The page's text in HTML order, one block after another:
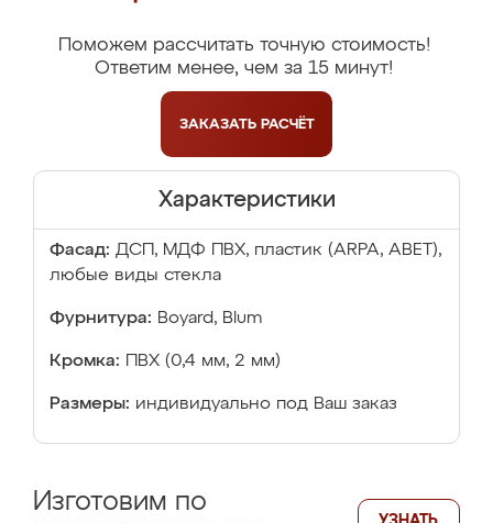
Поможем рассчитать точную стоимость!
Ответим менее, чем за 15 минут!
ЗАКАЗАТЬ РАСЧЁТ
Характеристики
Фасад: ДСП, МДФ ПВХ, пластик (ARPA, ABET),
любые виды стекла
Фурнитура: Boyard, Blum
Кромка: ПВХ (0,4 мм, 2 мм)
Размеры: индивидуально под Ваш заказ
Изготовим по